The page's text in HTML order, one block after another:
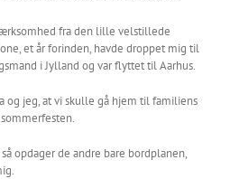
fra den lille velstillede
et år forinden, havde droppet mig til
i Jylland og var flyttet til Aarhus.
og jeg, at vi skulle gå hjem til familiens
opdager de andre bare bordplanen,